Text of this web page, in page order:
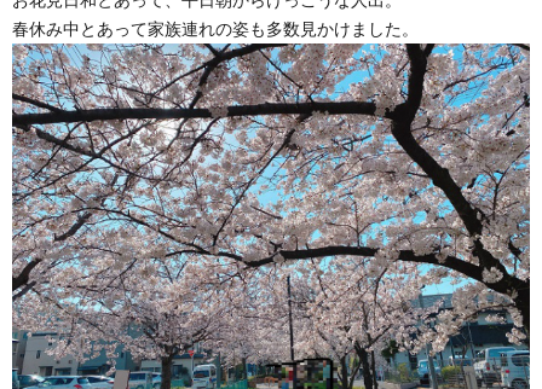
春休み中とあって家族連れの姿も多数見かけました。